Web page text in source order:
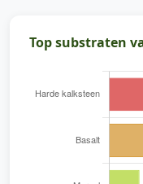
Top substraten